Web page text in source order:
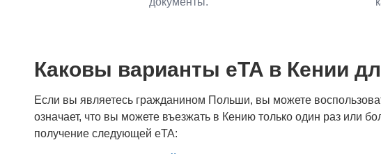
Каковы варианты eTA в Кении
Если вы являетесь гражданином Польши, вы можете
означает, что вы можете въезжать в Кению только один раз или
получение следующей eTA: